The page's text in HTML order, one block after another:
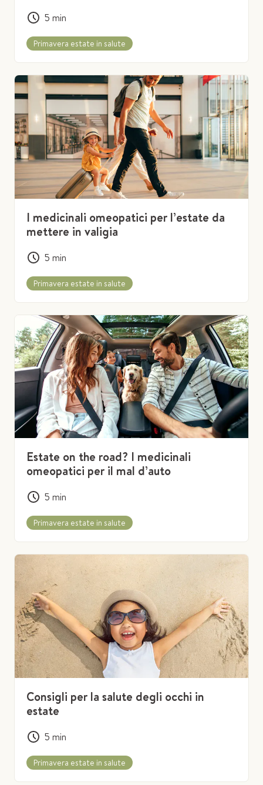
5 min
Primavera estate in salute
I medicinali omeopatici per l’estate da
mettere in valigia
5 min
Primavera estate in salute
Estate on the road? I medicinali
omeopatici per il mal d’auto
5 min
Primavera estate in salute
Consigli per la salute degli occhi in
estate
5 min
Primavera estate in salute